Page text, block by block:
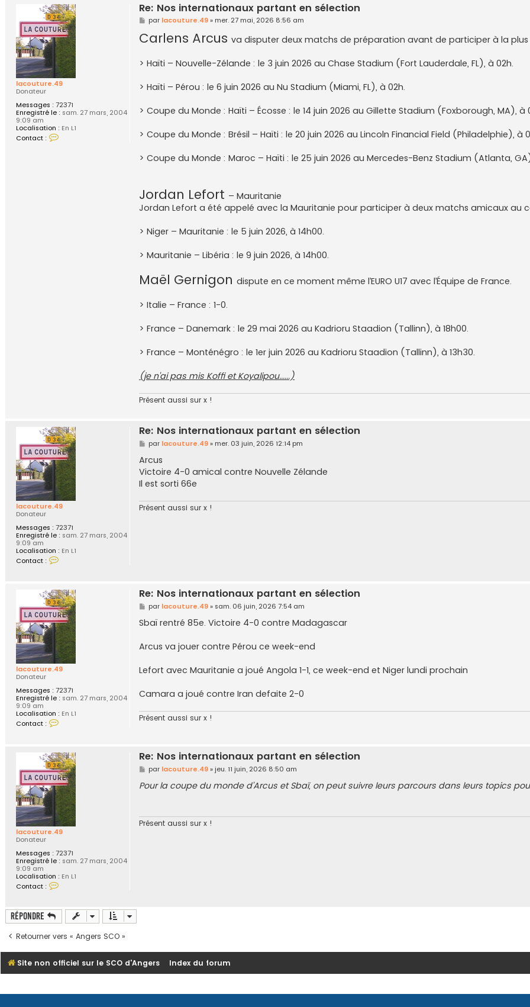
lacouture.49
Donateur
Messages : 72371
Enregistré le : sam. 27 mars, 2004
9:09 am
Localisation : En L1
Contact :
Re: Nos internationaux partant en sélection
M
e
s
s
g
e
par lacouture.49» mer. 27 mai, 2026 8:56 am
Carlens Arcus va disputer deux matchs de préparation avant de participer à la
> Haïti – Nouvelle-Zélande : le 3 juin 2026 au Chase Stadium (Fort Lauderdale, FL), à 02h.
> Haïti – Pérou : le 6 juin 2026 au Nu Stadium (Miami, FL), à 02h.
> Coupe du Monde : Haïti – Écosse : le 14 juin 2026 au Gillette Stadium (Foxborough, MA), à
> Coupe du Monde : Brésil – Haïti : le 20 juin 2026 au Lincoln Financial Field (Philadelphie), à
> Coupe du Monde : Maroc – Haïti : le 25 juin 2026 au Mercedes-Benz Stadium (Atlanta,
Jordan Lefort – Mauritanie
Jordan Lefort a été appelé avec la Mauritanie pour participer à deux matchs amicaux au
> Niger – Mauritanie : le 5 juin 2026, à 14h00.
> Mauritanie – Libéria : le 9 juin 2026, à 14h00.
Maël Gernigon dispute en ce moment même l’EURO U17 avec l’Équipe de France.
> Italie – France : 1-0.
> France – Danemark : le 29 mai 2026 au Kadrioru Staadion (Tallinn), à 18h00.
> France – Monténégro : le 1er juin 2026 au Kadrioru Staadion (Tallinn), à 13h30.
(je n'ai pas mis Koffi et Koyalipou......)
Présent aussi sur x !
lacouture.49
Donateur
Messages : 72371
Enregistré le : sam. 27 mars, 2004
9:09 am
Localisation : En L1
Contact :
a
c
t
e
r
l
a
c
o
u
t
u
e
.
4
9
Re: Nos internationaux partant en sélection
M
e
s
s
a
g
e
par lacouture.49» mer. 03 juin, 2026 12:14 pm
Arcus
Victoire 4-0 amical contre Nouvelle Zélande
Il est sorti 66e
Présent aussi sur x !
lacouture.49
Donateur
Messages : 72371
Enregistré le : sam. 27 mars, 2004
9:09 am
Localisation : En L1
Contact :
a
c
t
e
r
l
a
c
o
u
t
u
e
.
4
9
Re: Nos internationaux partant en sélection
M
e
s
s
g
e
par lacouture.49» sam. 06 juin, 2026 7:54 am
Sbaï rentré 85e. Victoire 4-0 contre Madagascar
Arcus va jouer contre Pérou ce week-end
Lefort avec Mauritanie a joué Angola 1-1, ce week-end et Niger lundi prochain
Camara a joué contre Iran defaite 2-0
Présent aussi sur x !
lacouture.49
Donateur
Messages : 72371
Enregistré le : sam. 27 mars, 2004
9:09 am
Localisation : En L1
Contact :
c
e
l
a
c
o
Re: Nos internationaux partant en sélection
M
e
s
s
e
par lacouture.49»jeu. 11 juin, 2026 8:50 am
Pour la coupe du monde d'Arcus et Sbaï, on peut suivre leurs parcours dans leurs topics
Présent aussi sur x !
Répondre
Retourner vers « Angers SCO »
Site non officiel sur le SCO d'Angers Index du forum